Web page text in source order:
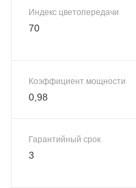
Индекс цветопередачи
70
Коэффициент мощности
0,98
Гарантийный срок
3